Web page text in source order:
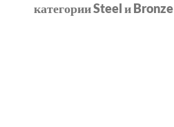
категории Steel и Bronze